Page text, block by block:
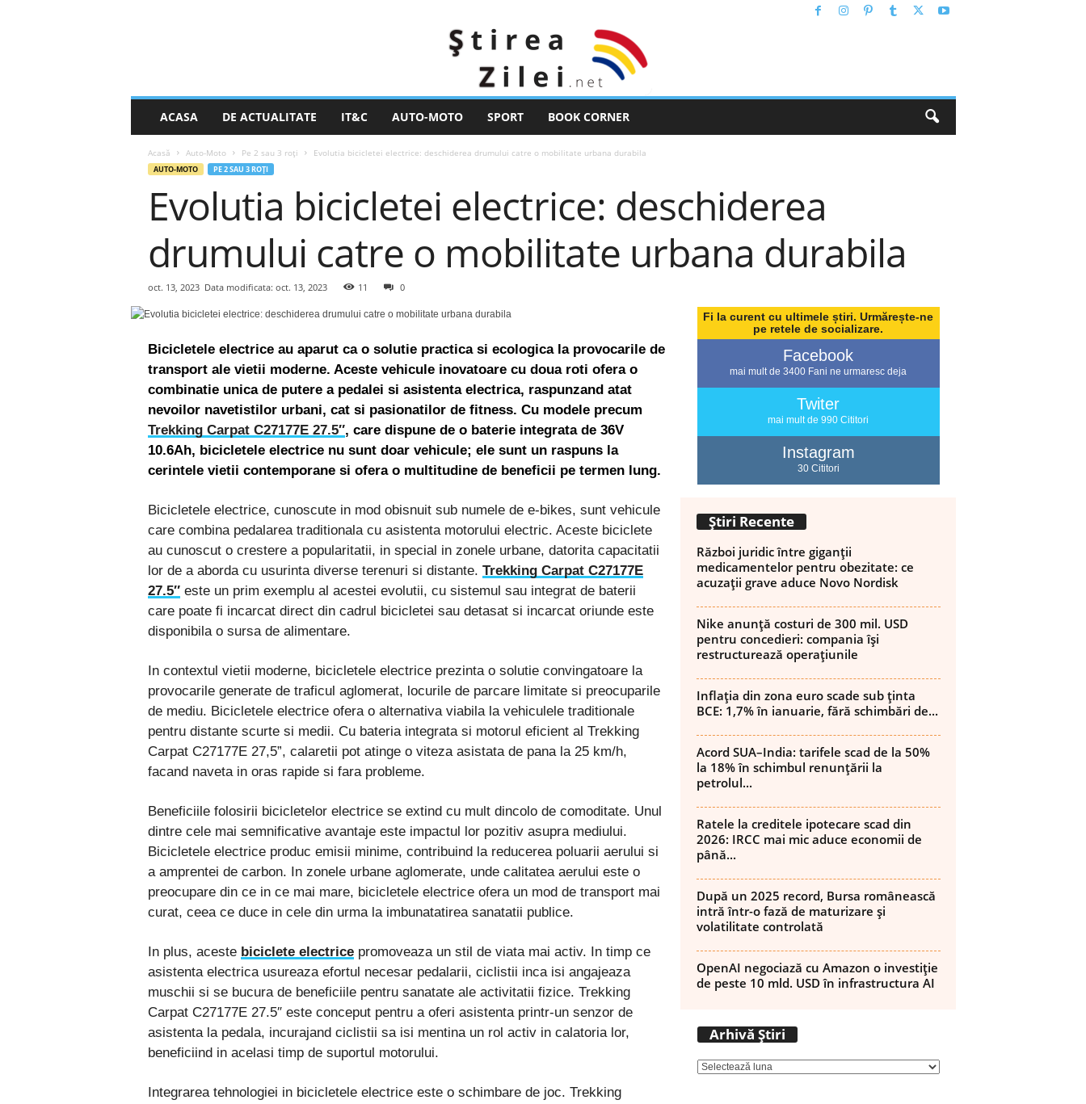
i
n
ACASA DE ACTUALITATE IT&C AUTO-MOTO SPORT BOOK CORNER
Acasă Auto-Moto Pe 2 sau 3 roți Evolutia bicicletei electrice: deschiderea drumului catre o mobilitate urbana durabila
AUTO-MOTO PE 2 SAU 3 ROȚI
Evolutia bicicletei electrice: deschiderea
drumului catre o mobilitate urbana durabila
oct. 13, 2023 Data modificata: oct. 13, 2023 11 0
Bicicletele electrice au aparut ca o solutie practica si ecologica la provocarile de
transport ale vietii moderne. Aceste vehicule inovatoare cu doua roti ofera o
combinatie unica de putere a pedalei si asistenta electrica, raspunzand atat
nevoilor navetistilor urbani, cat si pasionatilor de fitness. Cu modele precum
Trekking Carpat C27177E 27.5″, care dispune de o baterie integrata de 36V
10.6Ah, bicicletele electrice nu sunt doar vehicule; ele sunt un raspuns la
cerintele vietii contemporane si ofera o multitudine de beneficii pe termen lung.
Bicicletele electrice, cunoscute in mod obisnuit sub numele de e-bikes, sunt vehicule
care combina pedalarea traditionala cu asistenta motorului electric. Aceste biciclete
au cunoscut o crestere a popularitatii, in special in zonele urbane, datorita capacitatii
lor de a aborda cu usurinta diverse terenuri si distante. Trekking Carpat C27177E
27.5″este un prim exemplu al acestei evolutii, cu sistemul sau integrat de baterii
care poate fi incarcat direct din cadrul bicicletei sau detasat si incarcat oriunde este
disponibila o sursa de alimentare.
In contextul vietii moderne, bicicletele electrice prezinta o solutie convingatoare la
provocarile generate de traficul aglomerat, locurile de parcare limitate si preocuparile
de mediu. Bicicletele electrice ofera o alternativa viabila la vehiculele traditionale
pentru distante scurte si medii. Cu bateria integrata si motorul eficient al Trekking
Carpat C27177E 27,5”, calaretii pot atinge o viteza asistata de pana la 25 km/h,
facand naveta in oras rapide si fara probleme.
Beneficiile folosirii bicicletelor electrice se extind cu mult dincolo de comoditate. Unul
dintre cele mai semnificative avantaje este impactul lor pozitiv asupra mediului.
Bicicletele electrice produc emisii minime, contribuind la reducerea poluarii aerului si
a amprentei de carbon. In zonele urbane aglomerate, unde calitatea aerului este o
preocupare din ce in ce mai mare, bicicletele electrice ofera un mod de transport mai
curat, ceea ce duce in cele din urma la imbunatatirea sanatatii publice.
In plus, aceste biciclete electricepromoveaza un stil de viata mai activ. In timp ce
asistenta electrica usureaza efortul necesar pedalarii, ciclistii inca isi angajeaza
muschii si se bucura de beneficiile pentru sanatate ale activitatii fizice. Trekking
Carpat C27177E 27.5″ este conceput pentru a oferi asistenta printr-un senzor de
asistenta la pedala, incurajand ciclistii sa isi mentina un rol activ in calatoria lor,
beneficiind in acelasi timp de suportul motorului.
Integrarea tehnologiei in bicicletele electrice este o schimbare de joc. Trekking
Fi la curent cu ultimele știri. Urmărește-ne
pe retele de socializare.
Facebook
mai mult de 3400 Fani ne urmaresc deja
Twiter
mai mult de 990 Cititori
Instagram
30 Cititori
Știri Recente
Război juridic între giganții
medicamentelor pentru obezitate: ce
acuzații grave aduce Novo Nordisk
Nike anunță costuri de 300 mil. USD
pentru concedieri: compania își
restructurează operațiunile
Inflația din zona euro scade sub ținta
BCE: 1,7% în ianuarie, fără schimbări de...
Acord SUA–India: tarifele scad de la 50%
la 18% în schimbul renunțării la
petrolul...
Ratele la creditele ipotecare scad din
2026: IRCC mai mic aduce economii de
până...
După un 2025 record, Bursa românească
intră într-o fază de maturizare și
volatilitate controlată
OpenAI negociază cu Amazon o investiție
de peste 10 mld. USD în infrastructura AI
Arhivă Știri